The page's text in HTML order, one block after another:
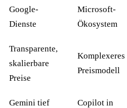
Google-
Dienste
Microsoft-
Ökosystem
Transparente,
skalierbare
Preise
Komplexeres
Preismodell
Gemini tief
Copilot in